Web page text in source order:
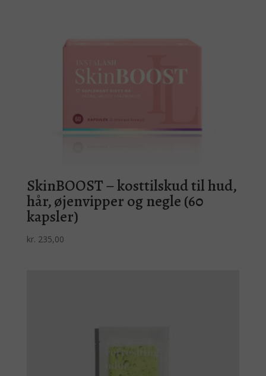
SkinBOOST – kosttilskud til hud,
hår, øjenvipper og negle (60
kapsler)
kr. 235,00